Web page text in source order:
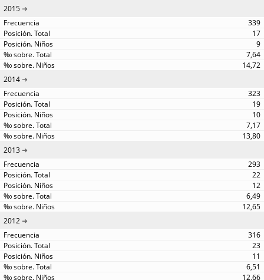
2015
339
17
9
7,64
14,72
2014
323
19
10
7,17
13,80
2013
293
22
12
6,49
12,65
2012
316
23
11
6,51
12,66